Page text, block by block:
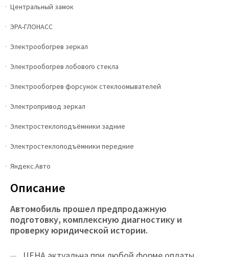
Центральный замок
ЭРА-ГЛОНАСС
Электрообогрев зеркал
Электрообогрев лобового стекла
Электрообогрев форсунок стеклоомывателей
Электропривод зеркал
Электростеклоподъёмники задние
Электростеклоподъёмники передние
Яндекс.Авто
Описание
Автомобиль прошел предпродажную
подготовку, комплексную диагностику и
проверку юридической истории.